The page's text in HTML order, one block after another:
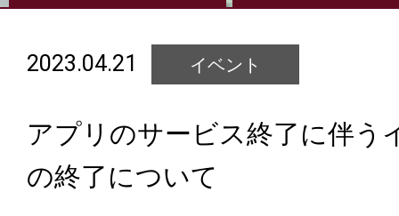
2023.04.21 イベント
アプリのサービス終了に伴う
の終了について